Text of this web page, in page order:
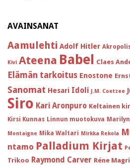
AVAINSANAT
Aamulehti Adolf Hitler
Kivi Ateena Babel Claes
Elämän tarkoitus Enostone
Sanomat Hesari Idoli J.M. Coetzee
Siro Kari Aronpuro Keltainen
Kirsi Kunnas Linnun muotokuva
Montaigne Mika Waltari Mirkka Rekola
ntamo Palladium Kirjat
Trikoo Raymond Carver Réne